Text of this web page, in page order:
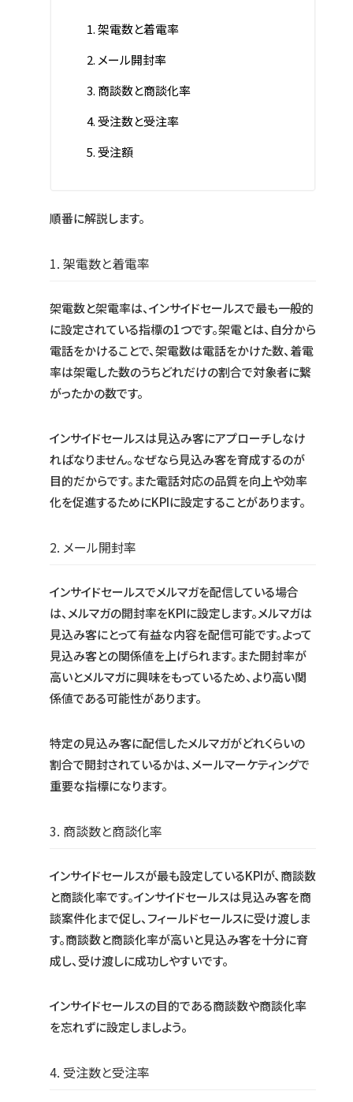
架電数と着電率
メール開封率
商談数と商談化率
受注数と受注率
受注額
順番に解説します。
1. 架電数と着電率
架電数と架電率は、インサイドセールスで最も一般的
に設定されている指標の1つです。架電とは、自分から
電話をかけることで、架電数は電話をかけた数、着電
率は架電した数のうちどれだけの割合で対象者に繋
がったかの数です。
インサイドセールスは見込み客にアプローチしなけ
ればなりません。なぜなら見込み客を育成するのが
目的だからです。また電話対応の品質を向上や効率
化を促進するためにKPIに設定することがあります。
2. メール開封率
インサイドセールスでメルマガを配信している場合
は、メルマガの開封率をKPIに設定します。メルマガは
見込み客にとって有益な内容を配信可能です。よって
見込み客との関係値を上げられます。また開封率が
高いとメルマガに興味をもっているため、より高い関
係値である可能性があります。
特定の見込み客に配信したメルマガがどれくらいの
割合で開封されているかは、メールマーケティングで
重要な指標になります。
3. 商談数と商談化率
インサイドセールスが最も設定しているKPIが、商談数
と商談化率です。インサイドセールスは見込み客を商
談案件化まで促し、フィールドセールスに受け渡しま
す。商談数と商談化率が高いと見込み客を十分に育
成し、受け渡しに成功しやすいです。
インサイドセールスの目的である商談数や商談化率
を忘れずに設定しましよう。
4. 受注数と受注率